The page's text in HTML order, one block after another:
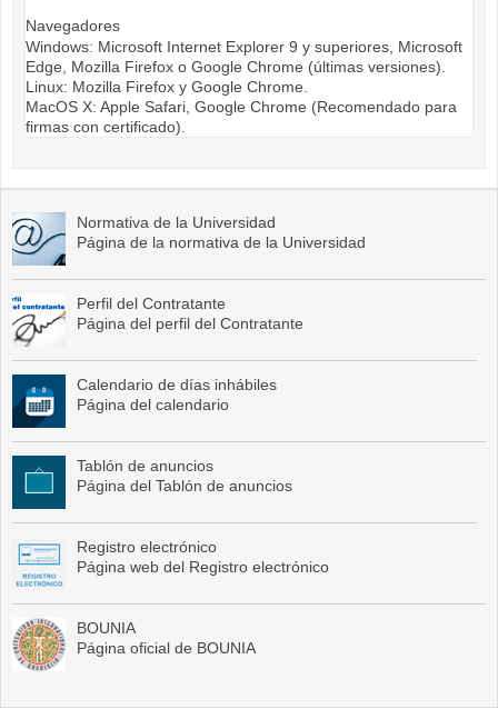
Navegadores
Windows: Microsoft Internet Explorer 9 y superiores, Microsoft
Edge, Mozilla Firefox o Google Chrome (últimas versiones).
Linux: Mozilla Firefox y Google Chrome.
MacOS X: Apple Safari, Google Chrome (Recomendado para
firmas con certificado).
Normativa de la Universidad
Página de la normativa de la Universidad
Perfil del Contratante
Página del perfil del Contratante
Calendario de días inhábiles
Página del calendario
Tablón de anuncios
Página del Tablón de anuncios
Registro electrónico
Página web del Registro electrónico
BOUNIA
Página oficial de BOUNIA